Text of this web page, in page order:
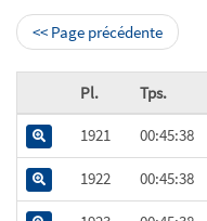
<< Page précédente
Pl. Tps.
1921 00:45:38
1922 00:45:38